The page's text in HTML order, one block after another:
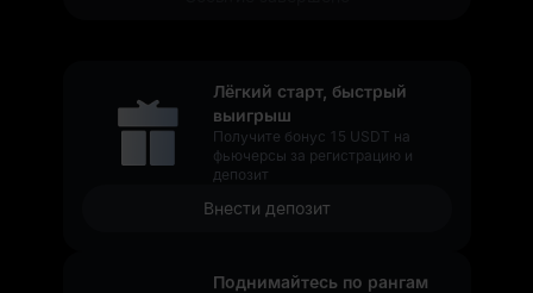
Лёгкий старт, быстрый
выигрыш
Получите бонус 15 USDT на
фьючерсы за регистрацию и
депозит
Внести депозит
Поднимайтесь по рангам